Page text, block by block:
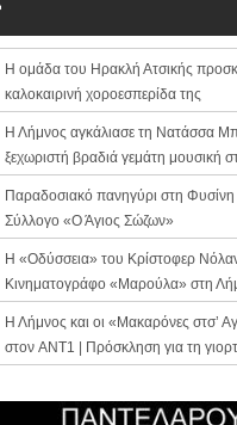
Η ομάδα του Ηρακλή Ατσικής
καλοκαιρινή χοροεσπερίδα της
Η Λήμνος αγκάλιασε τη Νατάσσα
ξεχωριστή βραδιά γεμάτη μουσική
Παραδοσιακό πανηγύρι στη Φυσίνη
Σύλλογο «Ο Άγιος Σώζων»
Η «Οδύσσεια» του Κρίστοφερ
Κινηματογράφο «Μαρούλα» στη
Η Λήμνος και οι «Μακαρόνες στσ’
στον ANT1 | Πρόσκληση για τη